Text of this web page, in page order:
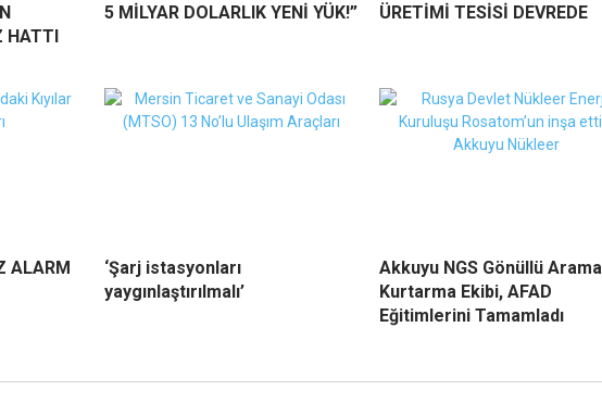
HATTI
5 MİLYAR DOLARLIK YENİ YÜK!”
ÜRETİMİ TESİSİ DEVREDE
ALARM
‘Şarj istasyonları
yaygınlaştırılmalı’
Akkuyu NGS Gönüllü Arama
Kurtarma Ekibi, AFAD
Eğitimlerini Tamamladı